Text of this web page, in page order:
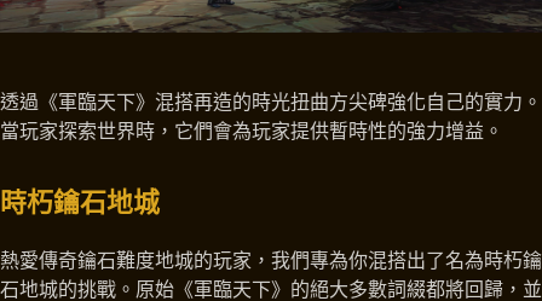
透過《軍臨天下》混搭再造的時光扭曲方尖碑強化自己的實力。
當玩家探索世界時，它們會為玩家提供暫時性的強力增益。
時朽鑰石地城
熱愛傳奇鑰石難度地城的玩家，我們專為你混搭出了名為時朽鑰
石地城的挑戰。原始《軍臨天下》的絕大多數詞綴都將回歸，並